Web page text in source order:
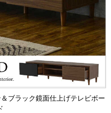
ブラック鏡面仕上げテレビボー